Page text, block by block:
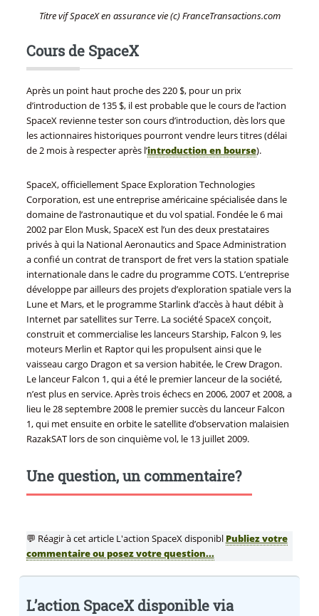
Titre vif SpaceX en assurance vie (c) FranceTransactions.com
Cours de SpaceX
Après un point haut proche des 220 $, pour un prix
d’introduction de 135 $, il est probable que le cours de l’action
SpaceX revienne tester son cours d’introduction, dès lors que
les actionnaires historiques pourront vendre leurs titres (délai
de 2 mois à respecter après l’introduction en bourse).
SpaceX, officiellement Space Exploration Technologies
Corporation, est une entreprise américaine spécialisée dans le
domaine de l’astronautique et du vol spatial. Fondée le 6 mai
2002 par Elon Musk, SpaceX est l’un des deux prestataires
privés à qui la National Aeronautics and Space Administration
a confié un contrat de transport de fret vers la station spatiale
internationale dans le cadre du programme COTS. L’entreprise
développe par ailleurs des projets d’exploration spatiale vers la
Lune et Mars, et le programme Starlink d’accès à haut débit à
Internet par satellites sur Terre. La société SpaceX conçoit,
construit et commercialise les lanceurs Starship, Falcon 9, les
moteurs Merlin et Raptor qui les propulsent ainsi que le
vaisseau cargo Dragon et sa version habitée, le Crew Dragon.
Le lanceur Falcon 1, qui a été le premier lanceur de la société,
n’est plus en service. Après trois échecs en 2006, 2007 et 2008, a
lieu le 28 septembre 2008 le premier succès du lanceur Falcon
1, qui met ensuite en orbite le satellite d’observation malaisien
RazakSAT lors de son cinquième vol, le 13 juillet 2009.
Une question, un commentaire?
💬 Réagir à cet article L'action SpaceX disponibl Publiez votre
commentaire ou posez votre question...
L’action SpaceX disponible via